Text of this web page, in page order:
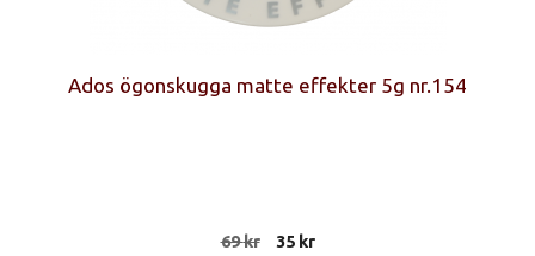
Ados ögonskugga matte effekter 5g nr.154
69kr
Det
35 krDet